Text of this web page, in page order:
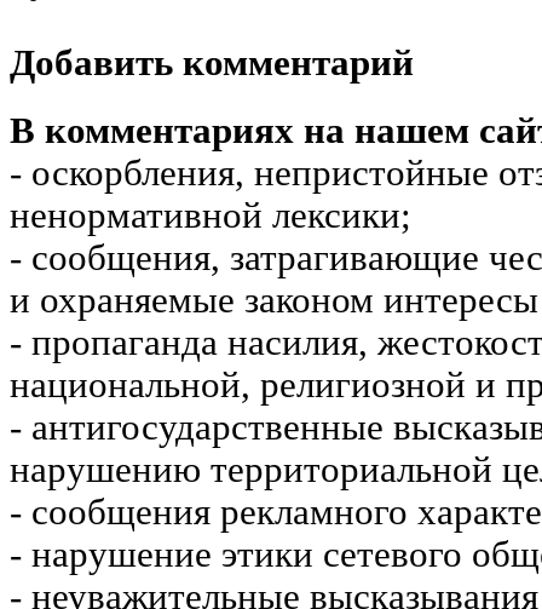
Добавить комментарий
В комментариях на нашем
- оскорбления, непристойные
ненормативной лексики;
- сообщения, затрагивающие
и охраняемые законом
- пропаганда насилия,
национальной, религиозной и
- антигосударственные
нарушению территориальной
- сообщения рекламного
- нарушение этики сетевого
- неуважительные